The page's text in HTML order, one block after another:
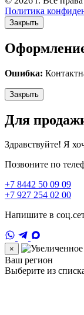
Политика
Закрыть
Ошибка:
Закрыть
Для
Здравствуйте! Я
Позвоните по
+7 8442 50 09 09
+7 927 254 02 00
Напишите в
×
Ваш регион
Выберите из